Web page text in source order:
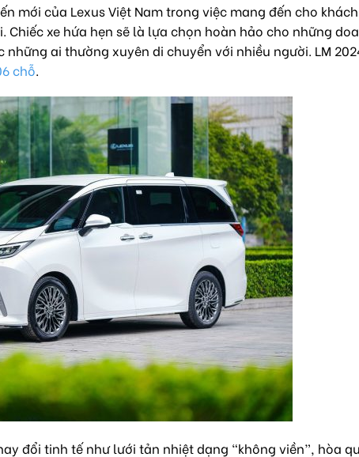
mới của Lexus Việt Nam trong việc mang đến cho
xe hứa hẹn sẽ là lựa chọn hoàn hảo cho những
ai thường xuyên di chuyển với nhiều người. LM
chỗ.
đổi tinh tế như lưới tản nhiệt dạng “không viền”, hòa